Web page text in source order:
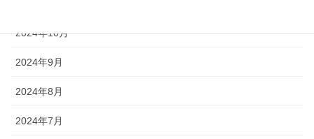
2024年10月
2024年9月
2024年8月
2024年7月